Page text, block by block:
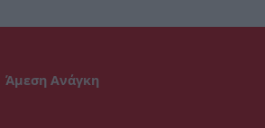
Άμεση Ανάγκη